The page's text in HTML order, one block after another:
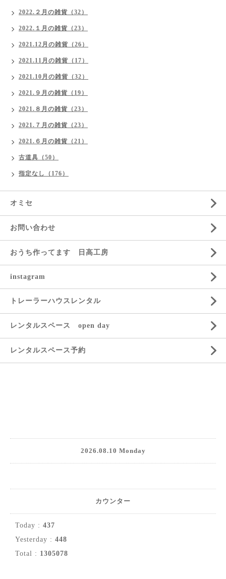
2022.２月の雑貨（32）
2022.１月の雑貨（23）
2021.12月の雑貨（26）
2021.11月の雑貨（17）
2021.10月の雑貨（32）
2021.９月の雑貨（19）
2021.８月の雑貨（23）
2021.７月の雑貨（23）
2021.６月の雑貨（21）
古道具（50）
指定なし（176）
オミセ
お問い合わせ
おうち作ってます 日高工房
instagram
トレーラーハウスレンタル
レンタルスペース open day
レンタルスペース予約
2026.08.10 Monday
カウンター
Today : 437
Yesterday : 448
Total : 1305078